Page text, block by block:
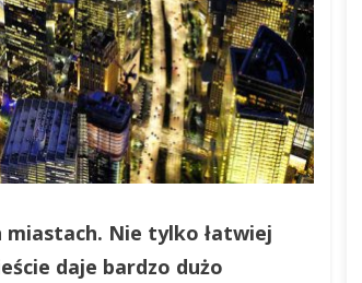
miastach. Nie tylko łatwiej
daje bardzo dużo